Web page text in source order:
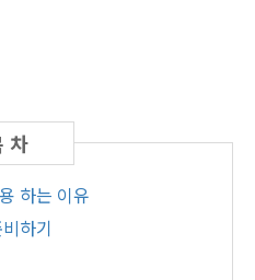
하는 이유
하기